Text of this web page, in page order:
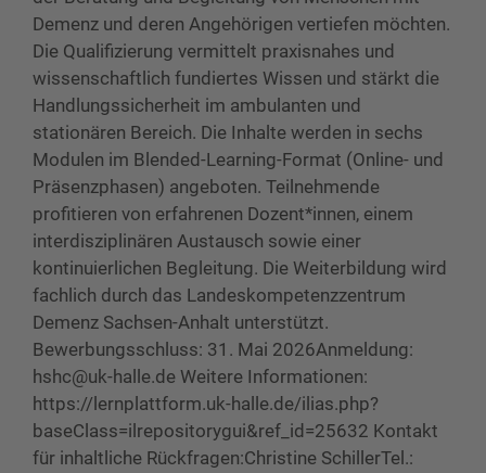
Demenz und deren Angehörigen vertiefen möchten.
Die Qualifizierung vermittelt praxisnahes und
wissenschaftlich fundiertes Wissen und stärkt die
Handlungssicherheit im ambulanten und
stationären Bereich. Die Inhalte werden in sechs
Modulen im Blended-Learning-Format (Online- und
Präsenzphasen) angeboten. Teilnehmende
profitieren von erfahrenen Dozent*innen, einem
interdisziplinären Austausch sowie einer
kontinuierlichen Begleitung. Die Weiterbildung wird
fachlich durch das Landeskompetenzzentrum
Demenz Sachsen-Anhalt unterstützt.
Bewerbungsschluss: 31. Mai 2026Anmeldung:
hshc@uk-halle.de Weitere Informationen:
https://lernplattform.uk-halle.de/ilias.php?
baseClass=ilrepositorygui&ref_id=25632 Kontakt
für inhaltliche Rückfragen:Christine SchillerTel.: